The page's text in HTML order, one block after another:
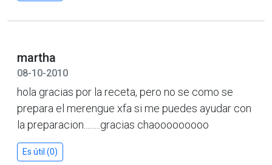
martha
08-10-2010
hola gracias por la receta, pero no se como se
prepara el merengue xfa si me puedes ayudar con
la preparacion.........gracias chaooooooooo
Es útil (0)